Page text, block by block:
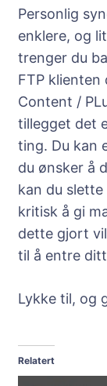
Personlig
enklere, og
trenger du
FTP klienten
Content /
tillegget det
ting. Du kan
du ønsker å
kan du
kritisk å gi
dette gjort
til å entre
Lykke til, og
Relatert